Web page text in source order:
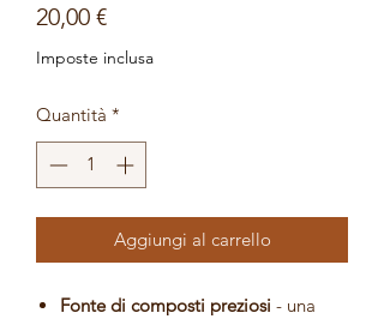
20,00 €Prezzo
Imposte inclusa
Quantità *
Aggiungi al carrello
Fonte di composti preziosi - una